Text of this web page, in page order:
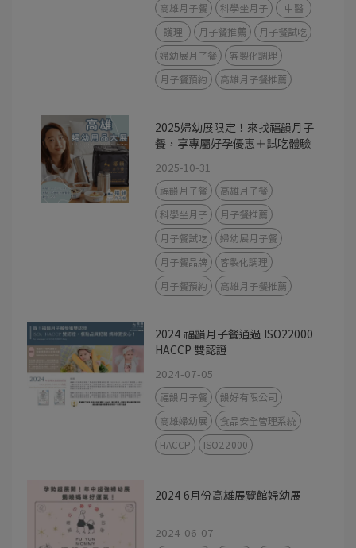
高雄月子餐
科學坐月子
中醫
護理
月子餐推薦
月子餐試吃
婦幼展月子餐
客製化調理
月子餐預約
高雄月子餐推薦
2025婦幼展限定！來找福韻月子
餐，享專屬好孕優惠＋試吃體驗
2025-10-31
福韻月子餐
高雄月子餐
科學坐月子
月子餐推薦
月子餐試吃
婦幼展月子餐
月子餐品牌
客製化調理
月子餐預約
高雄月子餐推薦
2024 福韻月子餐通過 ISO22000
HACCP 雙認證
2024-07-05
福韻月子餐
韻好有限公司
高雄婦幼展
食品安全管理系統
HACCP
ISO22000
2024 6月份高雄展覽館婦幼展
2024-06-07